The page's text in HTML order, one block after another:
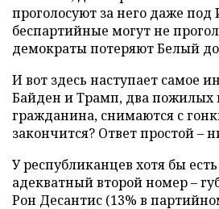
проголосуют за него даже
беспартийные могут не
демократы потеряют Белый
И вот здесь наступает самое
Байден и Трамп, два пожилых
гражданина, снимаются с
закончится? Ответ простой –
У республиканцев хотя бы
адекватный второй номер –
Рон Десантис (13% в